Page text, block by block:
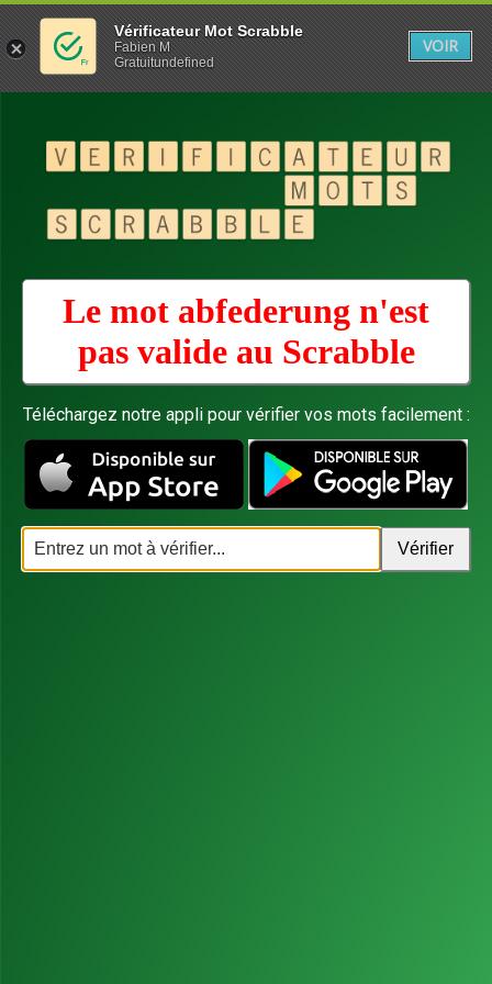
Le mot abfederung n'est
pas valide au Scrabble
Téléchargez notre appli pour vérifier vos mots facilement :
Vérificateur Mot Scrabble
Fabien M
Gratuitundefined
VOIR